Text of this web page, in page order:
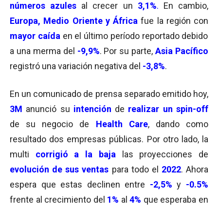
números azules al crecer un 3,1%. En cambio,
Europa, Medio Oriente y África fue la región con
mayor caída en el último período reportado debido
a una merma del -9,9%. Por su parte,Asia Pacífico
registró una variación negativa del -3,8%.
En un comunicado de prensa separado emitido hoy,
3M anunció su intención de realizar un spin-off
de su negocio de Health Care, dando como
resultado dos empresas públicas. Por otro lado, la
multi corrigió a la baja las proyecciones de
evolución de sus ventas para todo el 2022. Ahora
espera que estas declinen entre -2,5% y -0.5%
frente al crecimiento del 1% al 4% que esperaba en